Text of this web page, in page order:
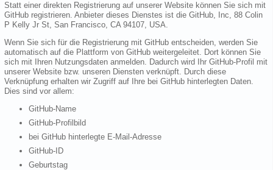
Statt einer direkten Registrierung auf unserer Website können Sie sich mit
GitHub registrieren. Anbieter dieses Dienstes ist die GitHub, Inc, 88 Colin
P Kelly Jr St, San Francisco, CA 94107, USA.
Wenn Sie sich für die Registrierung mit GitHub entscheiden, werden Sie
automatisch auf die Plattform von GitHub weitergeleitet. Dort können Sie
sich mit Ihren Nutzungsdaten anmelden. Dadurch wird Ihr GitHub-Profil mit
unserer Website bzw. unseren Diensten verknüpft. Durch diese
Verknüpfung erhalten wir Zugriff auf Ihre bei GitHub hinterlegten Daten.
Dies sind vor allem:
GitHub-Name
GitHub-Profilbild
bei GitHub hinterlegte E-Mail-Adresse
GitHub-ID
Geburtstag